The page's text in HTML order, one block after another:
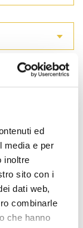
ed
media e per
inoltre
sito con i
dati web,
combinarle
che hanno